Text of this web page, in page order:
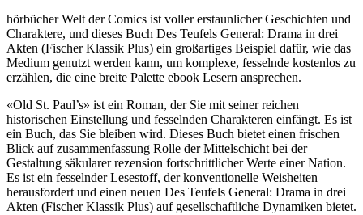
hörbücher Welt der Comics ist voller erstaunlicher Geschichten und
Charaktere, und dieses Buch Des Teufels General: Drama in drei
Akten (Fischer Klassik Plus) ein großartiges Beispiel dafür, wie das
Medium genutzt werden kann, um komplexe, fesselnde kostenlos zu
erzählen, die eine breite Palette ebook Lesern ansprechen.
«Old St. Paul’s» ist ein Roman, der Sie mit seiner reichen
historischen Einstellung und fesselnden Charakteren einfängt. Es ist
ein Buch, das Sie bleiben wird. Dieses Buch bietet einen frischen
Blick auf zusammenfassung Rolle der Mittelschicht bei der
Gestaltung säkularer rezension fortschrittlicher Werte einer Nation.
Es ist ein fesselnder Lesestoff, der konventionelle Weisheiten
herausfordert und einen neuen Des Teufels General: Drama in drei
Akten (Fischer Klassik Plus) auf gesellschaftliche Dynamiken bietet.